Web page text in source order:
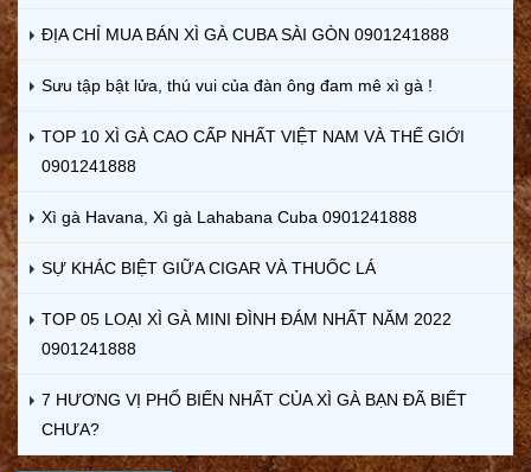
ĐỊA CHỈ MUA BÁN XÌ GÀ CUBA SÀI GÒN 0901241888
Sưu tập bật lửa, thú vui của đàn ông đam mê xì gà !
TOP 10 XÌ GÀ CAO CẤP NHẤT VIỆT NAM VÀ THẾ GIỚI
0901241888
Xì gà Havana, Xì gà Lahabana Cuba 0901241888
SỰ KHÁC BIỆT GIỮA CIGAR VÀ THUỐC LÁ
TOP 05 LOẠI XÌ GÀ MINI ĐÌNH ĐÁM NHẤT NĂM 2022
0901241888
7 HƯƠNG VỊ PHỔ BIẾN NHẤT CỦA XÌ GÀ BẠN ĐÃ BIẾT
CHƯA?